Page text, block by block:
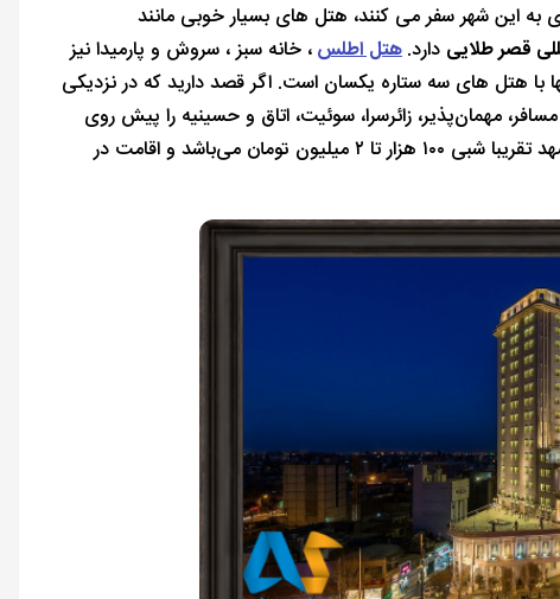
به این شهر سفر می کنند، هتل های بسیار خوبی مانند
قصر طلایی دارد.هتل اطلس، خانه سبز ، سروش و پارمیدا نیز
هتل های سه ستاره یکسان است. اگر قصد دارید که در نزدیکی
مهمان‌پذیر، زائرسرا، سوئیت، اتاق و حسینیه را پیش روی
خوددارید. طیف هزینه های اقامت در هتل‌ها، هتل‌آپارتمان‌ها و سوئیت‌های مشهد تقریبا شبی ۱۰۰ هزار تا ۲ میلیون تومان می‌باشد و اقامت در